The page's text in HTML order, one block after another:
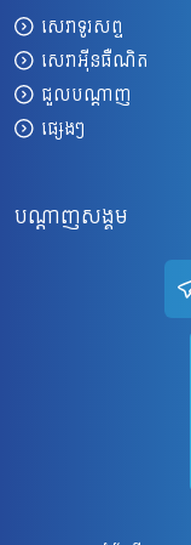
សេវាទូរសព្ទ
សេវាអ៊ីនធឺណិត
ជួលបណ្តាញ
ផ្សេងៗ
បណ្តាញសង្គម